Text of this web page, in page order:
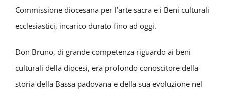
Commissione diocesana per l’arte sacra e i Beni culturali
ecclesiastici, incarico durato fino ad oggi.
Don Bruno, di grande competenza riguardo ai beni
culturali della diocesi, era profondo conoscitore della
storia della Bassa padovana e della sua evoluzione nel